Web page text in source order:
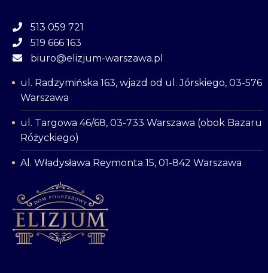
513 059 721
519 666 163
biuro@elizjum-warszawa.pl
ul. Radzymińska 163, wjazd od ul. Jórskiego, 03-576
Warszawa
ul. Targowa 46/68, 03-733 Warszawa (obok Bazaru
Różyckiego)
Al. Władysława Reymonta 15, 01-842 Warszawa